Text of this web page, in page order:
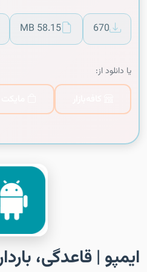
670
58.15 MB
یا دانلود از:
ایمپو | قاعدگی،